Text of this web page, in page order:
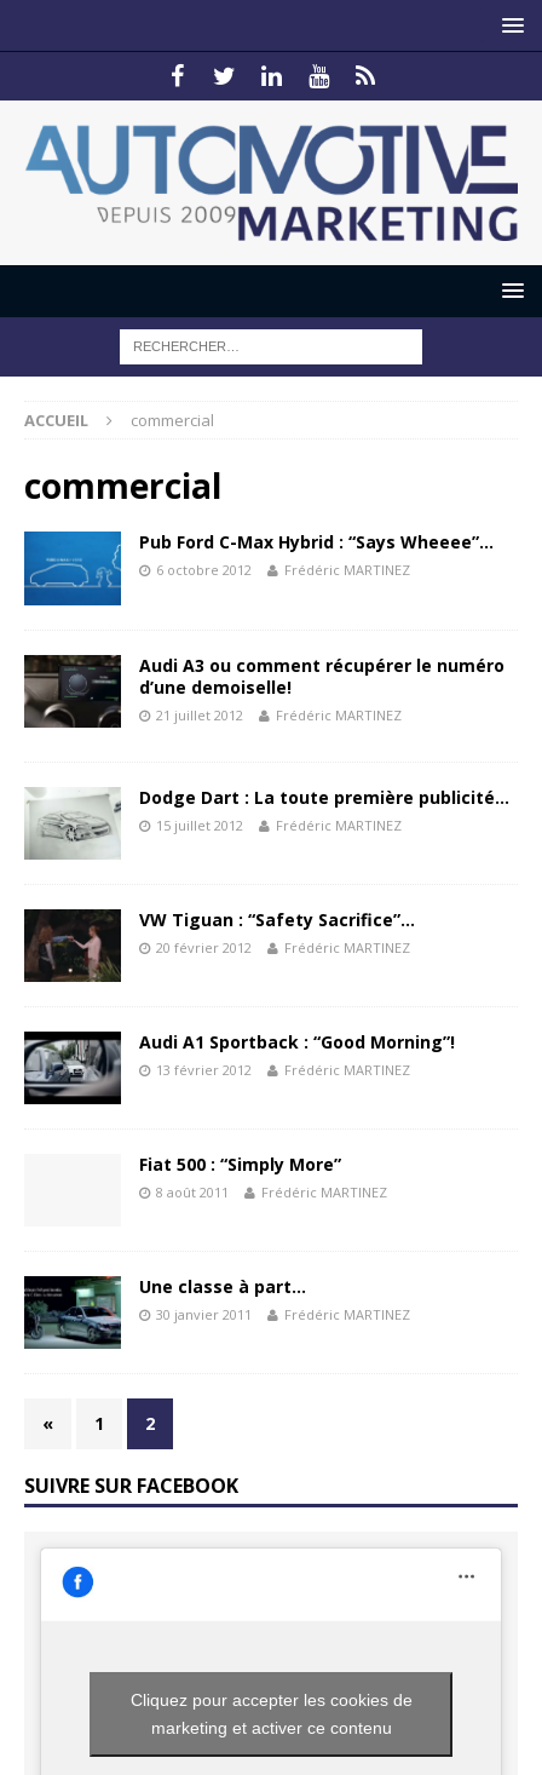
ACCUEIL commercial
commercial
Pub Ford C-Max Hybrid : “Says Wheeee”…
6 octobre 2012 Frédéric MARTINEZ
Audi A3 ou comment récupérer le numéro
d’une demoiselle!
21 juillet 2012 Frédéric MARTINEZ
Dodge Dart : La toute première publicité…
15 juillet 2012 Frédéric MARTINEZ
VW Tiguan : “Safety Sacrifice”…
20 février 2012 Frédéric MARTINEZ
Audi A1 Sportback : “Good Morning”!
13 février 2012 Frédéric MARTINEZ
Fiat 500 : “Simply More”
8 août 2011 Frédéric MARTINEZ
Une classe à part…
30 janvier 2011 Frédéric MARTINEZ
« 1 2
SUIVRE SUR FACEBOOK
Cliquez pour accepter les cookies de
marketing et activer ce contenu